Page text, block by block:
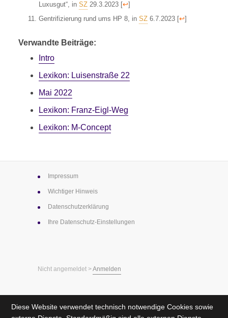
Luxusgut“, in SZ29.3.2023[↩]
Gentrifizierung rund ums HP 8, in SZ6.7.2023[↩]
Verwandte Beiträge:
Intro
Lexikon: Luisenstraße 22
Mai 2022
Lexikon: Franz-Eigl-Weg
Lexikon: M-Concept
Impressum
Wichtiger Hinweis
Datenschutz­erklärung
Ihre Datenschutz-Einstellungen
Nicht angemeldet >Anmelden
Diese Website verwendet technisch notwendige Cookies sowie